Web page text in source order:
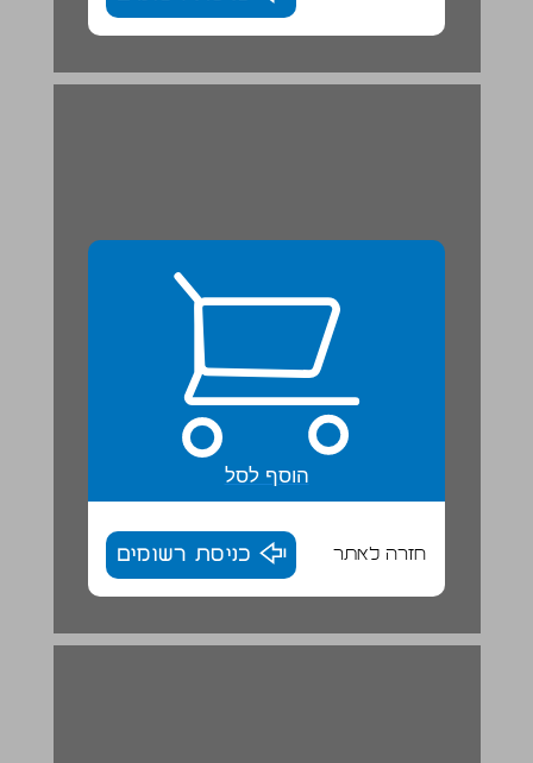
הוסף לסל
חזרה לאתר כניסת רשומים